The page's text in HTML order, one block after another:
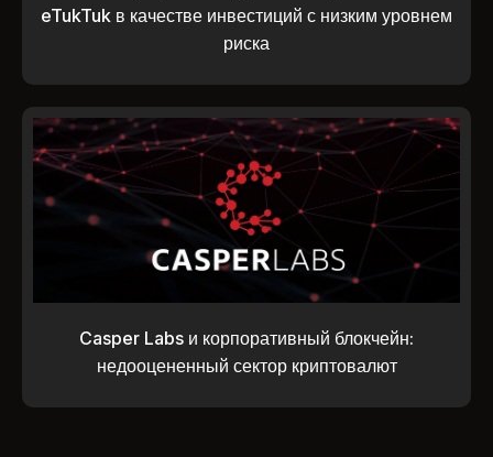
eTukTuk в качестве инвестиций с низким уровнем
риска
Casper Labs и корпоративный блокчейн:
недооцененный сектор криптовалют